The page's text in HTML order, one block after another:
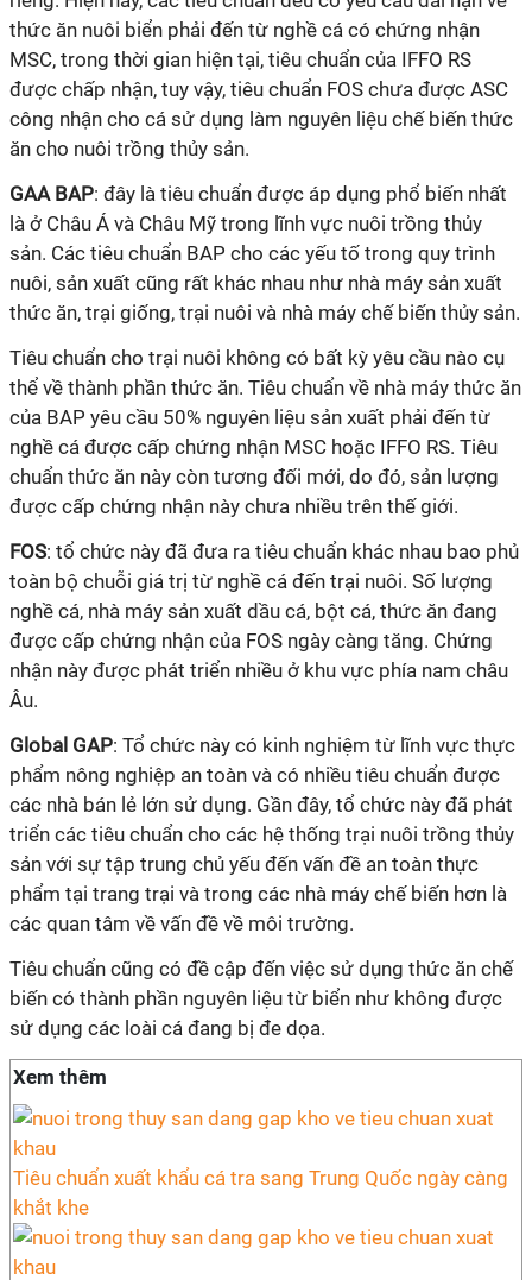
thức ăn nuôi biển phải đến từ nghề cá có chứng nhận
MSC, trong thời gian hiện tại, tiêu chuẩn của IFFO RS
được chấp nhận, tuy vậy, tiêu chuẩn FOS chưa được ASC
công nhận cho cá sử dụng làm nguyên liệu chế biến thức
ăn cho nuôi trồng thủy sản.
GAA BAP: đây là tiêu chuẩn được áp dụng phổ biến nhất
là ở Châu Á và Châu Mỹ trong lĩnh vực nuôi trồng thủy
sản. Các tiêu chuẩn BAP cho các yếu tố trong quy trình
nuôi, sản xuất cũng rất khác nhau như nhà máy sản xuất
thức ăn, trại giống, trại nuôi và nhà máy chế biến thủy sản.
Tiêu chuẩn cho trại nuôi không có bất kỳ yêu cầu nào cụ
thể về thành phần thức ăn. Tiêu chuẩn về nhà máy thức ăn
của BAP yêu cầu 50% nguyên liệu sản xuất phải đến từ
nghề cá được cấp chứng nhận MSC hoặc IFFO RS. Tiêu
chuẩn thức ăn này còn tương đối mới, do đó, sản lượng
được cấp chứng nhận này chưa nhiều trên thế giới.
FOS: tổ chức này đã đưa ra tiêu chuẩn khác nhau bao phủ
toàn bộ chuỗi giá trị từ nghề cá đến trại nuôi. Số lượng
nghề cá, nhà máy sản xuất dầu cá, bột cá, thức ăn đang
được cấp chứng nhận của FOS ngày càng tăng. Chứng
nhận này được phát triển nhiều ở khu vực phía nam châu
Âu.
Global GAP: Tổ chức này có kinh nghiệm từ lĩnh vực thực
phẩm nông nghiệp an toàn và có nhiều tiêu chuẩn được
các nhà bán lẻ lớn sử dụng. Gần đây, tổ chức này đã phát
triển các tiêu chuẩn cho các hệ thống trại nuôi trồng thủy
sản với sự tập trung chủ yếu đến vấn đề an toàn thực
phẩm tại trang trại và trong các nhà máy chế biến hơn là
các quan tâm về vấn đề về môi trường.
Tiêu chuẩn cũng có đề cập đến việc sử dụng thức ăn chế
biến có thành phần nguyên liệu từ biển như không được
sử dụng các loài cá đang bị đe dọa.
Xem thêm
Tiêu chuẩn xuất khẩu cá tra sang Trung Quốc ngày càng
khắt khe